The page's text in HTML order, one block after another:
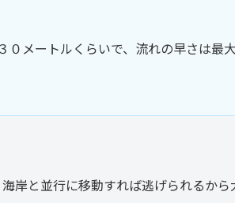
０メートルくらいで、流れの早さは最
岸と並行に移動すれば逃げられるから